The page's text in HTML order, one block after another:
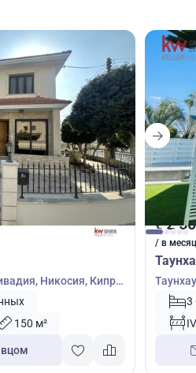
Никосия, Кипр
150 м²
€2
/ в
№
3